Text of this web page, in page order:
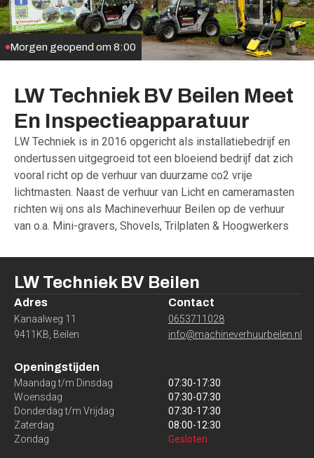
LW Techniek BV Beilen Meet
En Inspectieapparatuur
LW Techniek is in 2016 opgericht als installatiebedrijf en
ondertussen uitgegroeid tot een bloeiend bedrijf dat zich
vooral richt op de verhuur van duurzame co2 vrije
lichtmasten. Naast de verhuur van Licht en cameramasten
richten wij ons als Machineverhuur Beilen op de verhuur
van o.a. Mini-gravers, Shovels, Trilplaten & Hoogwerkers
Morgen geopend om 8:00
LW Techniek BV Beilen
Adres
Kanaalweg 11
9411KB Beilen
Contact
0653711028
info@machineverhuurbeilen.nl
Openingstijden
Maandag t/m Dinsdag 07:30-17:30
Woensdag
07:30-07:30
Donderdag t/m Vrijdag
07:30-17:30
Zaterdag
08:00-12:30
Zondag
Gesloten